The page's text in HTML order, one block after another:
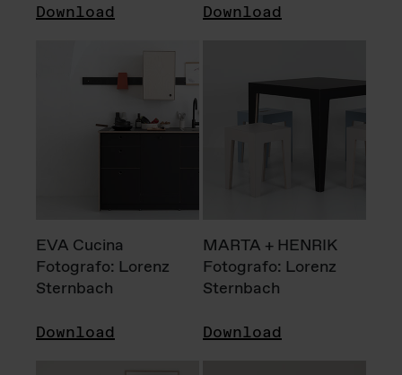
Download Download
EVA Cucina
Fotografo: Lorenz
Sternbach
Download
MARTA + HENRIK
Fotografo: Lorenz
Sternbach
Download